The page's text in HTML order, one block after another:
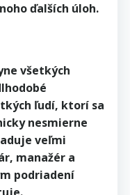
ďalších úloh.
všetkých
ľudí, ktorí sa
nesmierne
veľmi
manažér a
podriadení